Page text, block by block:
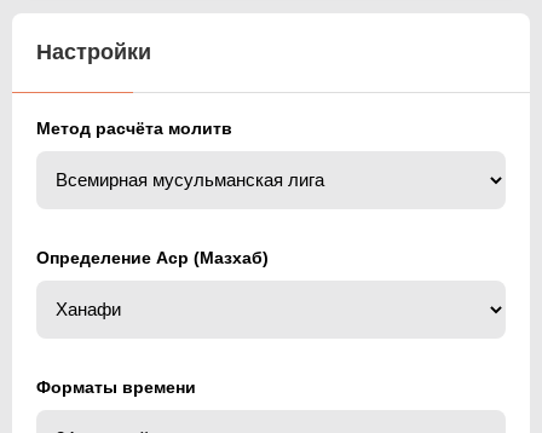
Настройки
Метод расчёта молитв
Определение Аср (Мазхаб)
Форматы времени